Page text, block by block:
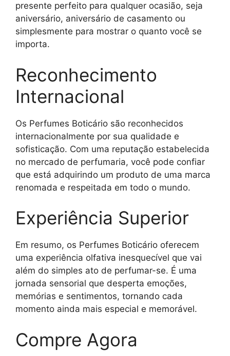
presente perfeito para qualquer ocasião, seja
aniversário, aniversário de casamento ou
simplesmente para mostrar o quanto você se
importa.
Reconhecimento
Internacional
Os Perfumes Boticário são reconhecidos
internacionalmente por sua qualidade e
sofisticação. Com uma reputação estabelecida
no mercado de perfumaria, você pode confiar
que está adquirindo um produto de uma marca
renomada e respeitada em todo o mundo.
Experiência Superior
Em resumo, os Perfumes Boticário oferecem
uma experiência olfativa inesquecível que vai
além do simples ato de perfumar-se. É uma
jornada sensorial que desperta emoções,
memórias e sentimentos, tornando cada
momento ainda mais especial e memorável.
Compre Agora